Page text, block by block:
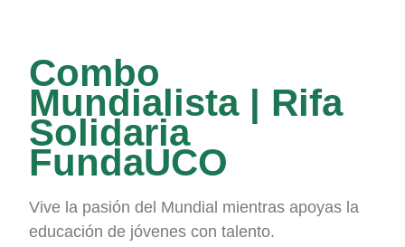
Combo
Mundialista | Rifa
Solidaria
FundaUCO
Vive la pasión del Mundial mientras apoyas la
educación de jóvenes con talento.